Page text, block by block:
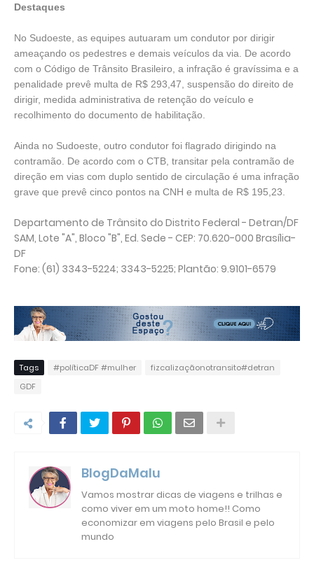
Destaques
No Sudoeste, as equipes autuaram um condutor por dirigir
ameaçando os pedestres e demais veículos da via. De acordo
com o Código de Trânsito Brasileiro, a infração é gravíssima e a
penalidade prevê multa de R$ 293,47, suspensão do direito de
dirigir, medida administrativa de retenção do veículo e
recolhimento do documento de habilitação.
Ainda no Sudoeste, outro condutor foi flagrado dirigindo na
contramão. De acordo com o CTB, transitar pela contramão de
direção em vias com duplo sentido de circulação é uma infração
grave que prevê cinco pontos na CNH e multa de R$ 195,23.
Departamento de Trânsito do Distrito Federal - Detran/DF
SAM, Lote "A", Bloco "B", Ed. Sede - CEP: 70.620-000 Brasília-
DF
Fone: (61) 3343-5224; 3343-5225; Plantão: 9.9101-6579
Tags #políticaDF #mulher
fizcalizaçãonotransito#detran
GDF
BlogDaMalu
Vamos mostrar dicas de viagens e trilhas e
como viver em um moto home!! Como
economizar em viagens pelo Brasil e pelo
mundo